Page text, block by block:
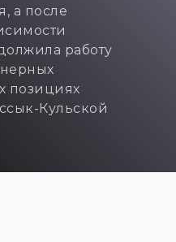
а после
работу
позициях
Кульской